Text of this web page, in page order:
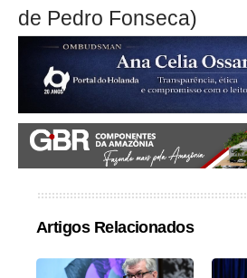
de Pedro Fonseca)
Artigos Relacionados